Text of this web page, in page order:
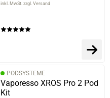
inkl. MwSt. zzgl. Versand
PODSYSTEME
Vaporesso XROS Pro 2 Pod
Kit